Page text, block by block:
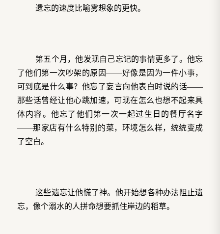
遗忘的速度比喻雾想象的更快。
第五个月，他发现自己忘记的事情更多了。他忘
了他们第一次吵架的原因——好像是因为一件小事，
可到底是什么事？他忘了妄言向他表白时说的话——
那些话曾经让他心跳加速，可现在怎么也想不起来具
体内容。他忘了他们第一次一起过生日的餐厅名字
——那家店有什么特别的菜，环境怎么样，统统变成
了空白。
这些遗忘让他慌了神。他开始想各种办法阻止遗
忘，像个溺水的人拼命想要抓住岸边的稻草。